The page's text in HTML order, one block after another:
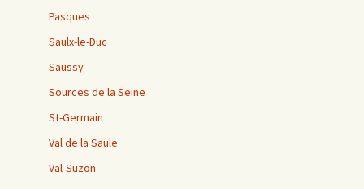
Pasques
Saulx-le-Duc
Saussy
Sources de la Seine
St-Germain
Val de la Saule
Val-Suzon